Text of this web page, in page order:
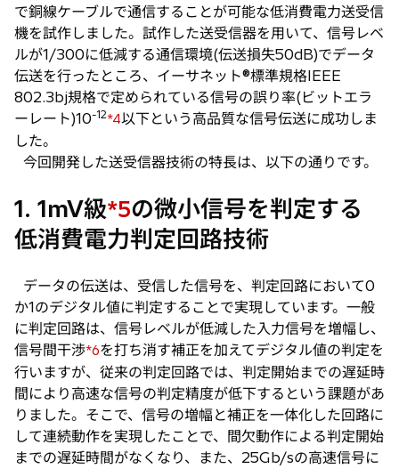
で銅線ケーブルで通信することが可能な低消費電力送受信
機を試作しました。試作した送受信器を用いて、信号レベ
ルが1/300に低減する通信環境(伝送損失50dB)でデータ
伝送を行ったところ、イーサネット®標準規格IEEE
802.3bj規格で定められている信号の誤り率(ビットエラ
ーレート)10-12*4以下という高品質な信号伝送に成功しま
した。
今回開発した送受信器技術の特長は、以下の通りです。
1. 1mV級*5の微小信号を判定する
低消費電力判定回路技術
データの伝送は、受信した信号を、判定回路において0
か1のデジタル値に判定することで実現しています。一般
に判定回路は、信号レベルが低減した入力信号を増幅し、
信号間干渉*6を打ち消す補正を加えてデジタル値の判定を
行いますが、従来の判定回路では、判定開始までの遅延時
間により高速な信号の判定精度が低下するという課題があ
りました。そこで、信号の増幅と補正を一体化した回路に
して連続動作を実現したことで、間欠動作による判定開始
までの遅延時間がなくなり、また、25Gb/sの高速信号に